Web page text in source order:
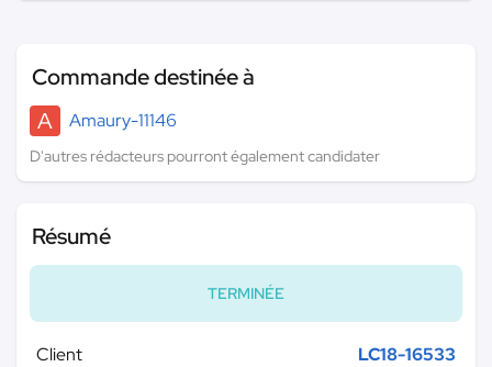
Commande destinée à
A
Amaury-11146
D'autres rédacteurs pourront également candidater
Résumé
TERMINÉE
Client
LC18-16533